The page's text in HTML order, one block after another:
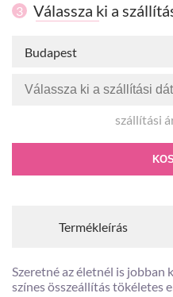
3 Válassza ki a
Budapest
szállítási
Termékleírás
Szeretné az életnél is jobban
színes összeállítás tökéletes